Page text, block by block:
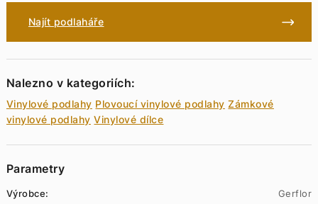
Najít podlaháře
Nalezno v kategoriích:
Vinylové podlahy Plovoucí vinylové podlahy Zámkové
vinylové podlahy Vinylové dílce
Parametry
Výrobce:
Gerflor